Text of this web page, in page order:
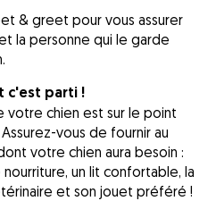
& greet pour vous assurer
la personne qui le garde
c'est parti !
votre chien est sur le point
vous de fournir au
votre chien aura besoin :
un lit confortable, la
et son jouet préféré !